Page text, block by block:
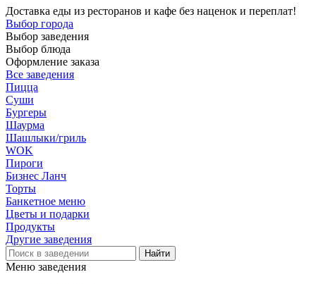
Доставка еды из ресторанов и кафе без наценок и переплат!
Выбор города
Выбор заведения
Выбор блюда
Оформление заказа
Все заведения
Пицца
Суши
Бургеры
Шаурма
Шашлыки/гриль
WOK
Пироги
Бизнес Ланч
Торты
Банкетное меню
Цветы и подарки
Продукты
Другие заведения
Меню заведения